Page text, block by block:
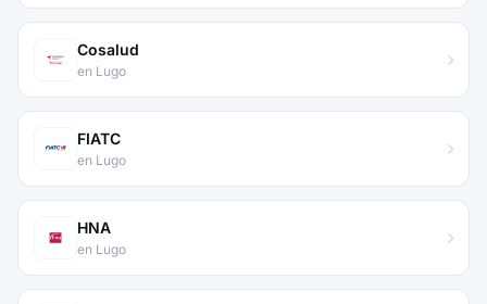
Cosalud
en Lugo
FIATC
en Lugo
HNA
en Lugo